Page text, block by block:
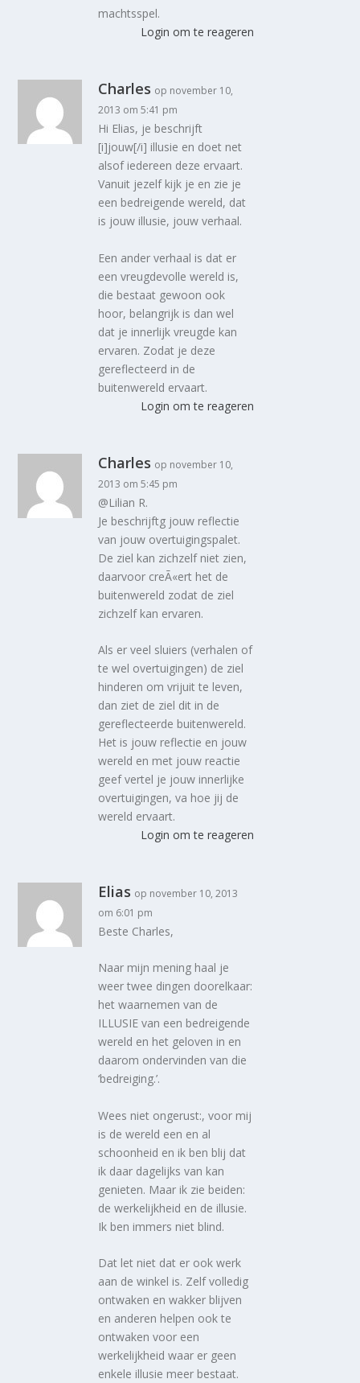
machtsspel.
Login om te reageren
Charles op november 10,
2013 om 5:41 pm
Hi Elias, je beschrijft
[i]jouw[/i] illusie en doet net
alsof iedereen deze ervaart.
Vanuit jezelf kijk je en zie je
een bedreigende wereld, dat
is jouw illusie, jouw verhaal.
Een ander verhaal is dat er
een vreugdevolle wereld is,
die bestaat gewoon ook
hoor, belangrijk is dan wel
dat je innerlijk vreugde kan
ervaren. Zodat je deze
gereflecteerd in de
buitenwereld ervaart.
Login om te reageren
Charles op november 10,
2013 om 5:45 pm
@Lilian R.
Je beschrijftg jouw reflectie
van jouw overtuigingspalet.
De ziel kan zichzelf niet zien,
daarvoor creÃ«ert het de
buitenwereld zodat de ziel
zichzelf kan ervaren.
Als er veel sluiers (verhalen of
te wel overtuigingen) de ziel
hinderen om vrijuit te leven,
dan ziet de ziel dit in de
gereflecteerde buitenwereld.
Het is jouw reflectie en jouw
wereld en met jouw reactie
geef vertel je jouw innerlijke
overtuigingen, va hoe jij de
wereld ervaart.
Login om te reageren
Elias op november 10, 2013
om 6:01 pm
Beste Charles,
Naar mijn mening haal je
weer twee dingen doorelkaar:
het waarnemen van de
ILLUSIE van een bedreigende
wereld en het geloven in en
daarom ondervinden van die
‘bedreiging.’.
Wees niet ongerust:, voor mij
is de wereld een en al
schoonheid en ik ben blij dat
ik daar dagelijks van kan
genieten. Maar ik zie beiden:
de werkelijkheid en de illusie.
Ik ben immers niet blind.
Dat let niet dat er ook werk
aan de winkel is. Zelf volledig
ontwaken en wakker blijven
en anderen helpen ook te
ontwaken voor een
werkelijkheid waar er geen
enkele illusie meer bestaat.